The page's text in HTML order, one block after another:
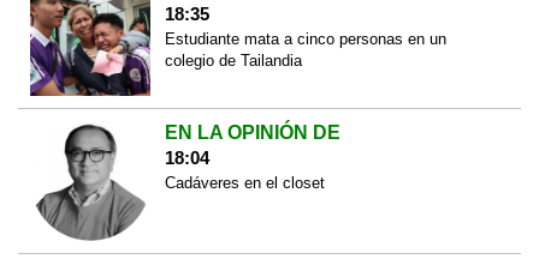
18:35
Estudiante mata a cinco personas en un
colegio de Tailandia
EN LA OPINIÓN DE
18:04
Cadáveres en el closet